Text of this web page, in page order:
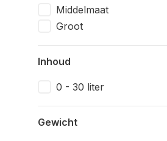
Middelmaat
Groot
Inhoud
0 - 30 liter
Gewicht